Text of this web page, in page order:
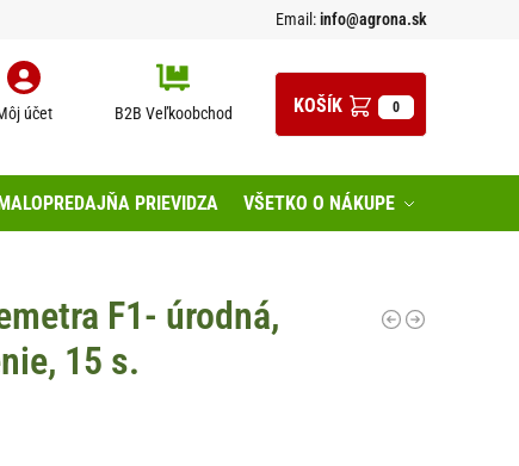
Email:info@agrona.sk
účet B2B Veľkoobchod 0
PRIEVIDZA VŠETKO O NÁKUPE
F1- úrodná,
15 s.